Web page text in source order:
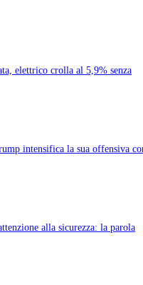
elettrico crolla al 5,9% senza
intensifica la sua offensiva
alla sicurezza: la parola